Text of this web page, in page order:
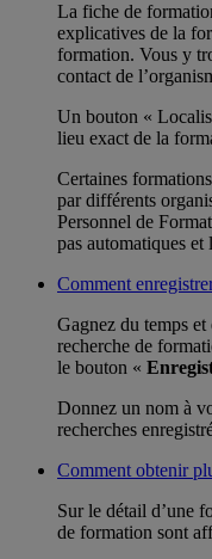
La fiche de
explicatives de la
formation. Vous y
contact de
Un bouton «
lieu exact de la
Certaines
par différents
Personnel de
pas automatiques et
Comment
Gagnez du temps
recherche de
le bouton «
Donnez un nom à
recherches
Comment obtenir
Sur le détail d’une
de formation sont